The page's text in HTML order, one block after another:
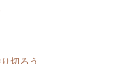
切ろう。